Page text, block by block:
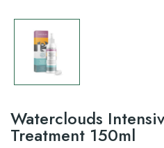
Waterclouds
Treatment 150ml